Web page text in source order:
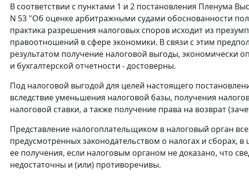
В соответствии с пунктами 1 и 2 постановления Пленума
N 53 "Об оценке арбитражными судами обоснованности
практика разрешения налоговых споров исходит из
правоотношений в сфере экономики. В связи с этим
результатом получение налоговой выгоды, экономически
и бухгалтерской отчетности - достоверны.
Под налоговой выгодой для целей настоящего
вследствие уменьшения налоговой базы, получения
налоговой ставки, а также получение права на возврат
Представление налогоплательщиком в налоговый орган
предусмотренныхзаконодательством о налогах и сборах,
ее получения, если налоговым органом не доказано, что
недостаточны и (или) противоречивы.